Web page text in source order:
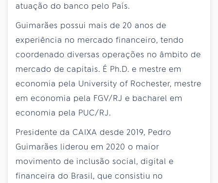
atuação do banco pelo País.
Guimarães possui mais de 20 anos de
experiência no mercado financeiro, tendo
coordenado diversas operações no âmbito de
mercado de capitais. É Ph.D. e mestre em
economia pela University of Rochester, mestre
em economia pela FGV/RJ e bacharel em
economia pela PUC/RJ.
Presidente da CAIXA desde 2019, Pedro
Guimarães liderou em 2020 o maior
movimento de inclusão social, digital e
financeira do Brasil, que consistiu no